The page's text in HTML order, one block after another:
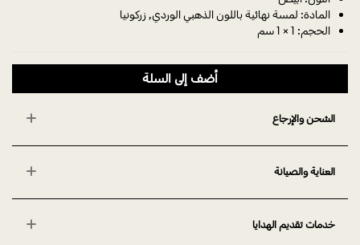
المادة: لمسة نهائية باللون الذهبي الوردي, زركونيا
الحجم: 1 × 1 سم
أضف إلى السلة
الشحن والإرجاع
العناية والصيانة
خدمات تقديم الهدايا